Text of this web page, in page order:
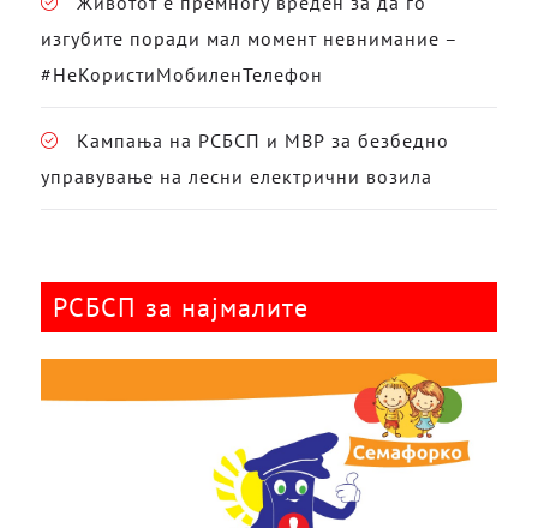
изгубите поради мал момент невнимание –
#НеКористиМобиленТелефон
Кампања на РСБСП и МВР за безбедно
управување на лесни електрични возила
РСБСП за најмалите